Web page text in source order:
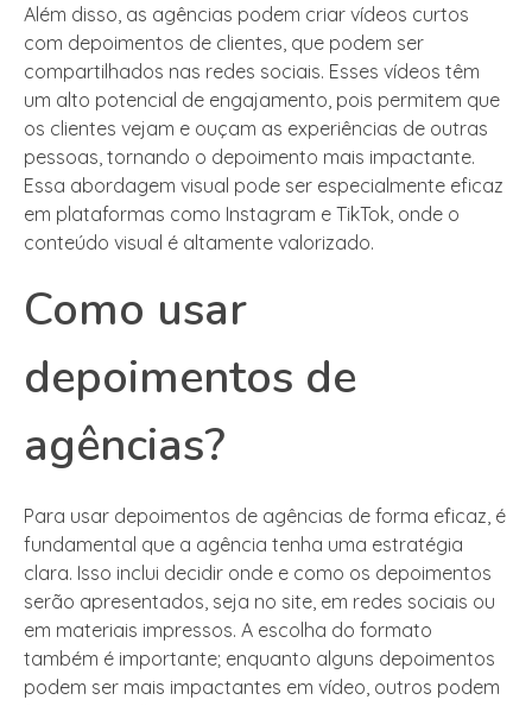
Além disso, as agências podem criar vídeos curtos
com depoimentos de clientes, que podem ser
compartilhados nas redes sociais. Esses vídeos têm
um alto potencial de engajamento, pois permitem que
os clientes vejam e ouçam as experiências de outras
pessoas, tornando o depoimento mais impactante.
Essa abordagem visual pode ser especialmente eficaz
em plataformas como Instagram e TikTok, onde o
conteúdo visual é altamente valorizado.
Como usar
depoimentos de
agências?
Para usar depoimentos de agências de forma eficaz, é
fundamental que a agência tenha uma estratégia
clara. Isso inclui decidir onde e como os depoimentos
serão apresentados, seja no site, em redes sociais ou
em materiais impressos. A escolha do formato
também é importante; enquanto alguns depoimentos
podem ser mais impactantes em vídeo, outros podem